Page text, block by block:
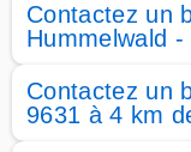
Contactez un
Hummelwald
Contactez un
9631 à 4 km